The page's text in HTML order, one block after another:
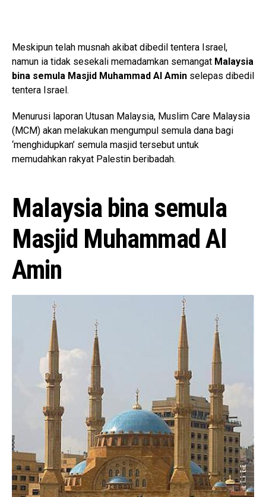
Meskipun telah musnah akibat dibedil tentera Israel,
namun ia tidak sesekali memadamkan semangat Malaysia
bina semula Masjid Muhammad Al Amin selepas dibedil
tentera Israel.
Menurusi laporan Utusan Malaysia, Muslim Care Malaysia
(MCM) akan melakukan mengumpul semula dana bagi
‘menghidupkan’ semula masjid tersebut untuk
memudahkan rakyat Palestin beribadah.
Malaysia bina semula
Masjid Muhammad Al
Amin